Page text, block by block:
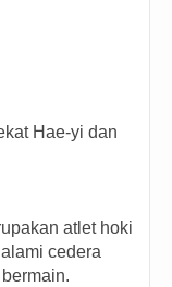
Hae-yi dan
atlet hoki
cedera